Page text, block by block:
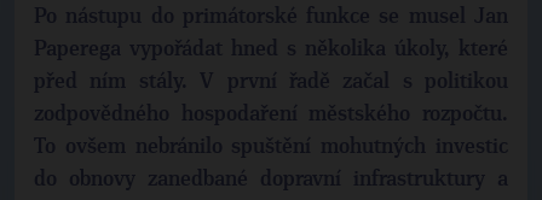
Po nástupu do primátorské funkce se musel Jan
Paperega vypořádat hned s několika úkoly, které
před ním stály. V první řadě začal s politikou
zodpovědného hospodaření městského rozpočtu.
To ovšem nebránilo spuštění mohutných investic
do obnovy zanedbané dopravní infrastruktury a